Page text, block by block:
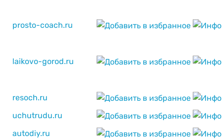
prosto-coach.ru
laikovo-gorod.ru
resoch.ru
uchutrudu.ru
autodiy.ru